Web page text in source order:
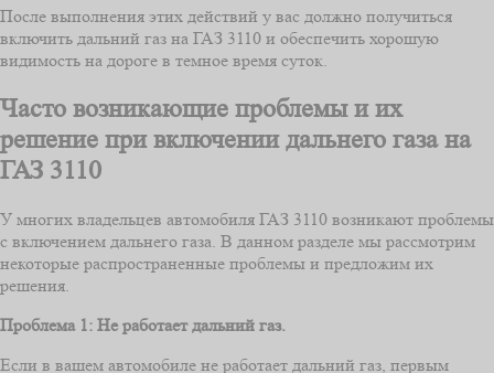
После выполнения этих действий у вас должно получиться
включить дальний газ на ГАЗ 3110 и обеспечить хорошую
видимость на дороге в темное время суток.
Часто возникающие проблемы и их
решение при включении дальнего газа на
ГАЗ 3110
У многих владельцев автомобиля ГАЗ 3110 возникают проблемы
с включением дальнего газа. В данном разделе мы рассмотрим
некоторые распространенные проблемы и предложим их
решения.
Проблема 1: Не работает дальний газ.
Если в вашем автомобиле не работает дальний газ, первым